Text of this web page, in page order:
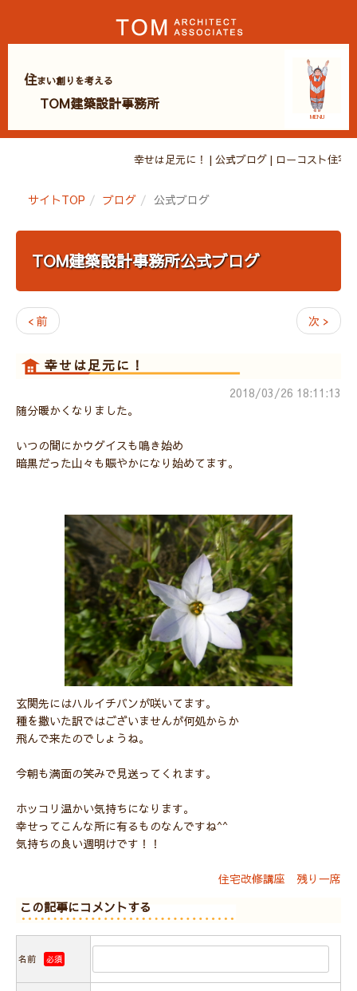
MENU
住まい創りを考える
TOM建築設計事務所
幸せは足元に！ | 公式ブログ | ローコスト
サイトTOP ブログ 公式ブログ
TOM建築設計事務所公式ブログ
< 前 次 >
幸せは足元に！
2018/03/26 18:11:13
随分暖かくなりました。
いつの間にかウグイスも鳴き始め
暗黒だった山々も賑やかになり始めてます。
玄関先にはハルイチバンが咲いてます。
種を撒いた訳ではございませんが何処からか
飛んで来たのでしょうね。
今朝も満面の笑みで見送ってくれます。
ホッコリ温かい気持ちになります。
幸せってこんな所に有るものなんですね^^
気持ちの良い週明けです！！
住宅改修講座 残り一席
この記事にコメントする
名前 必須